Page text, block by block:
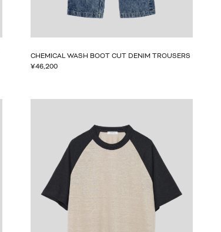
CHEMICAL WASH BOOT CUT DENIM TROUSERS
¥46,200